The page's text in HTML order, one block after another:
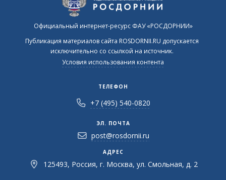
Официальный интернет-ресурс ФАУ «РОСДОРНИИ»
Публикация материалов сайта ROSDORNII.RU допускается
исключительно со ссылкой на источник.
Условия использования контента
ТЕЛЕФОН
+7 (495) 540-0820
ЭЛ. ПОЧТА
post@rosdornii.ru
АДРЕС
125493, Россия, г. Москва, ул. Смольная, д. 2